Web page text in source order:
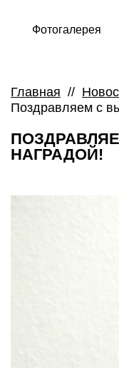
Фотогалерея
Главная //
Поздравляем с
НАГРАДОЙ!